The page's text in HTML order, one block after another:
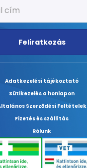
Feliratkozás
Adatkezelési tájékoztató
Sütikezelés a honlapon
Szerződési Feltételek
Fizetés és szállítás
Rólunk